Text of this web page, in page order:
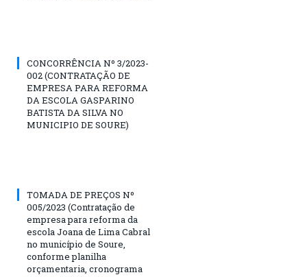
CONCORRÊNCIA Nº 3/2023-
002 (CONTRATAÇÃO DE
EMPRESA PARA REFORMA
DA ESCOLA GASPARINO
BATISTA DA SILVA NO
MUNICIPIO DE SOURE)
TOMADA DE PREÇOS Nº
005/2023 (Contratação de
empresa para reforma da
escola Joana de Lima Cabral
no município de Soure,
conforme planilha
orçamentaria, cronograma